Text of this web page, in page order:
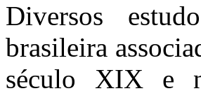
Diversos
brasileira
século XIX e